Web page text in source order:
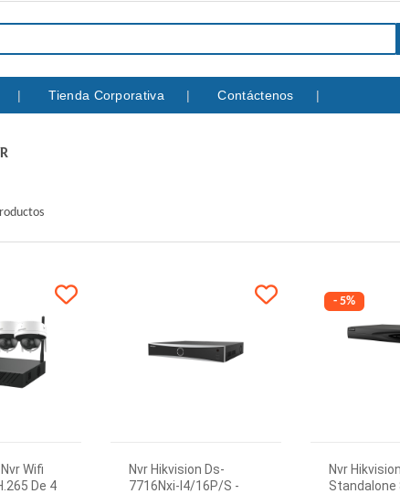
Tienda Corporativa Contáctenos
Wifi
De 4
Nvr Hikvision Ds-
7716Nxi-I4/16P/S -
- 5%
Nvr Hikvision
Standalone